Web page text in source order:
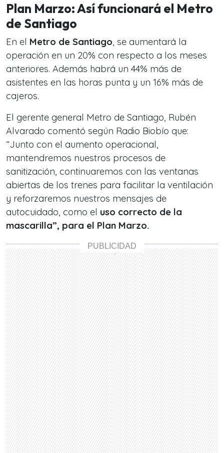
Plan Marzo: Así funcionará el Metro
de Santiago
En el Metro de Santiago, se aumentará la
operación en un 20% con respecto a los meses
anteriores. Además habrá un 44% más de
asistentes en las horas punta y un 16% más de
cajeros.
El gerente general Metro de Santiago, Rubén
Alvarado comentó según Radio Biobío que:
“Junto con el aumento operacional,
mantendremos nuestros procesos de
sanitización, continuaremos con las ventanas
abiertas de los trenes para facilitar la ventilación
y reforzaremos nuestros mensajes de
autocuidado, como el uso correcto de la
mascarilla”, para el Plan Marzo.